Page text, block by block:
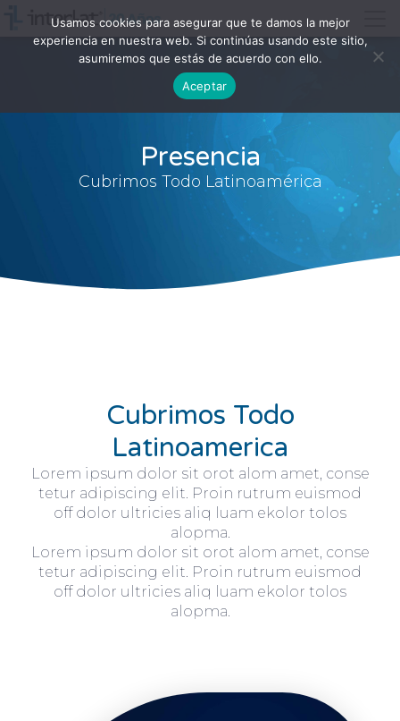
Presencia
Cubrimos Todo Latinoamérica
Cubrimos Todo
Latinoamerica
Lorem ipsum dolor sit orot alom amet, conse
tetur adipiscing elit. Proin rutrum euismod
off dolor ultricies aliq luam ekolor tolos
alopma.
Lorem ipsum dolor sit orot alom amet, conse
tetur adipiscing elit. Proin rutrum euismod
off dolor ultricies aliq luam ekolor tolos
alopma.
Usamos cookies para asegurar que te damos la mejor
experiencia en nuestra web. Si continúas usando este sitio,
asumiremos que estás de acuerdo con ello.
Aceptar